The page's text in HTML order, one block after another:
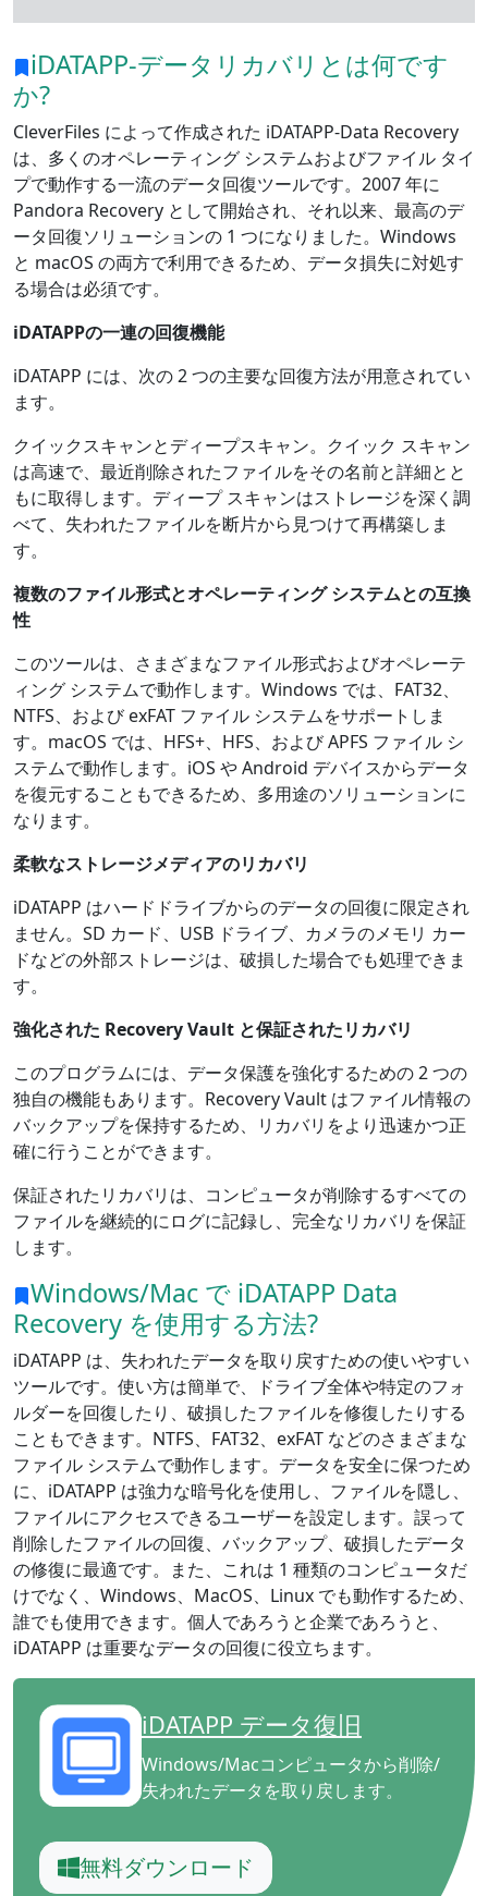
iDATAPP-データリカバリとは何です
か?
CleverFiles によって作成された iDATAPP-Data Recovery
は、多くのオペレーティング システムおよびファイル タイ
プで動作する一流のデータ回復ツールです。2007 年に
Pandora Recovery として開始され、それ以来、最高のデ
ータ回復ソリューションの 1 つになりました。Windows
と macOS の両方で利用できるため、データ損失に対処す
る場合は必須です。
iDATAPPの一連の回復機能
iDATAPP には、次の 2 つの主要な回復方法が用意されてい
ます。
クイックスキャンとディープスキャン。クイック スキャン
は高速で、最近削除されたファイルをその名前と詳細とと
もに取得します。ディープ スキャンはストレージを深く調
べて、失われたファイルを断片から見つけて再構築しま
す。
複数のファイル形式とオペレーティング システムとの互換
性
このツールは、さまざまなファイル形式およびオペレーテ
ィング システムで動作します。Windows では、FAT32、
NTFS、および exFAT ファイル システムをサポートしま
す。macOS では、HFS+、HFS、および APFS ファイル シ
ステムで動作します。iOS や Android デバイスからデータ
を復元することもできるため、多用途のソリューションに
なります。
柔軟なストレージメディアのリカバリ
iDATAPP はハードドライブからのデータの回復に限定され
ません。SD カード、USB ドライブ、カメラのメモリ カー
ドなどの外部ストレージは、破損した場合でも処理できま
す。
強化された Recovery Vault と保証されたリカバリ
このプログラムには、データ保護を強化するための 2 つの
独自の機能もあります。Recovery Vault はファイル情報の
バックアップを保持するため、リカバリをより迅速かつ正
確に行うことができます。
保証されたリカバリは、コンピュータが削除するすべての
ファイルを継続的にログに記録し、完全なリカバリを保証
します。
Windows/Mac で iDATAPP Data
Recovery を使用する方法?
iDATAPP は、失われたデータを取り戻すための使いやすい
ツールです。使い方は簡単で、ドライブ全体や特定のフォ
ルダーを回復したり、破損したファイルを修復したりする
こともできます。NTFS、FAT32、exFAT などのさまざまな
ファイル システムで動作します。データを安全に保つため
に、iDATAPP は強力な暗号化を使用し、ファイルを隠し、
ファイルにアクセスできるユーザーを設定します。誤って
削除したファイルの回復、バックアップ、破損したデータ
の修復に最適です。また、これは 1 種類のコンピュータだ
けでなく、Windows、MacOS、Linux でも動作するため、
誰でも使用できます。個人であろうと企業であろうと、
iDATAPP は重要なデータの回復に役立ちます。
iDATAPP データ復旧
Windows/Macコンピュータから削除/
失われたデータを取り戻します。
無料ダウンロード